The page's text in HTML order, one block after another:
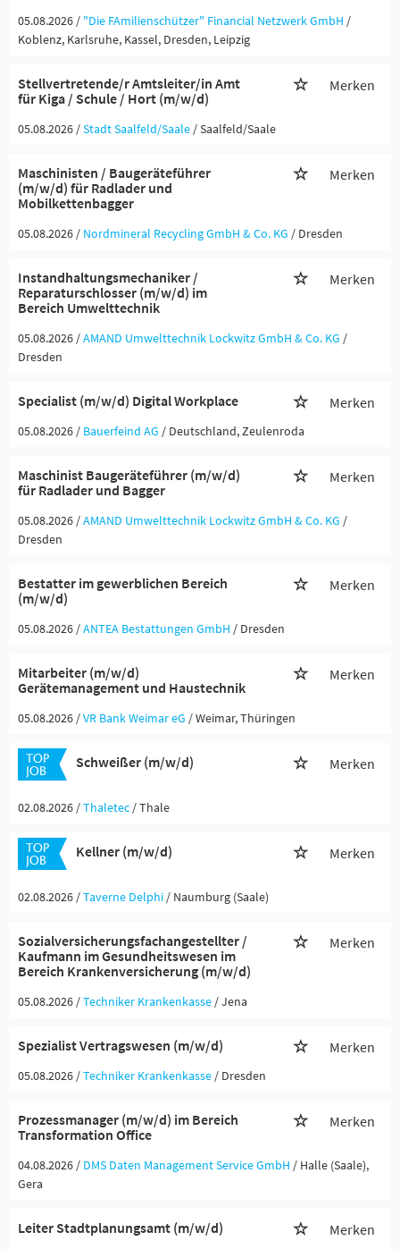
05.08.2026 / "Die FAmilienschützer" Financial Netzwerk GmbH /
Koblenz, Karlsruhe, Kassel, Dresden, Leipzig
Stellvertretende/r Amtsleiter/in Amt
für Kiga / Schule / Hort (m/w/d)
Merken
05.08.2026 /Stadt Saalfeld/Saale / Saalfeld/Saale
Maschinisten / Baugeräteführer
(m/w/d) für Radlader und
Mobilkettenbagger
Merken
05.08.2026 / Nordmineral Recycling GmbH & Co. KG / Dresden
Instandhaltungsmechaniker /
Reparaturschlosser (m/w/d) im
Bereich Umwelttechnik
Merken
05.08.2026 /AMAND Umwelttechnik Lockwitz GmbH & Co. KG /
Dresden
Specialist (m/w/d) Digital Workplace Merken
05.08.2026 / Bauerfeind AG / Deutschland, Zeulenroda
Maschinist Baugeräteführer (m/w/d)
für Radlader und Bagger
Merken
05.08.2026 /AMAND Umwelttechnik Lockwitz GmbH & Co. KG /
Dresden
Bestatter im gewerblichen Bereich
(m/w/d)
Merken
05.08.2026 /ANTEA Bestattungen GmbH / Dresden
Mitarbeiter (m/w/d)
Gerätemanagement und Haustechnik
Merken
05.08.2026 /VR Bank Weimar eG / Weimar, Thüringen
Schweißer (m/w/d) Merken
02.08.2026 /Thaletec / Thale
Kellner (m/w/d) Merken
02.08.2026 /Taverne Delphi / Naumburg (Saale)
Sozialversicherungsfachangestellter /
Kaufmann im Gesundheitswesen im
Bereich Krankenversicherung (m/w/d)
Merken
05.08.2026 /Techniker Krankenkasse / Jena
Spezialist Vertragswesen (m/w/d) Merken
05.08.2026 /Techniker Krankenkasse / Dresden
Prozessmanager (m/w/d) im Bereich
Transformation Office
Merken
04.08.2026 / DMS Daten Management Service GmbH / Halle (Saale),
Gera
Leiter Stadtplanungsamt (m/w/d) Merken